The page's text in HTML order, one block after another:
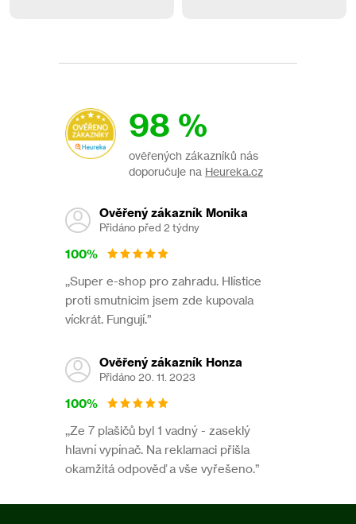
98 %
ověřených zákazníků nás
doporučuje na Heureka.cz
Ověřený zákazník Monika
Přidáno před 2 týdny
100%
,,Super e-shop pro zahradu. Hlístice
proti smutnicim jsem zde kupovala
víckrát. Fungují.”
Ověřený zákazník Honza
Přidáno 20. 11. 2023
100%
,,Ze 7 plašičů byl 1 vadný - zaseklý
hlavní vypínač. Na reklamaci přišla
okamžitá odpověď a vše vyřešeno.”